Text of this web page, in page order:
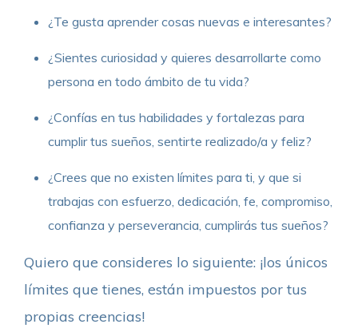
¿Te gusta aprender cosas nuevas e interesantes?
¿Sientes curiosidad y quieres desarrollarte como
persona en todo ámbito de tu vida?
¿Confías en tus habilidades y fortalezas para
cumplir tus sueños, sentirte realizado/a y feliz?
¿Crees que no existen límites para ti, y que si
trabajas con esfuerzo, dedicación, fe, compromiso,
confianza y perseverancia, cumplirás tus sueños?
Quiero que consideres lo siguiente: ¡los únicos
límites que tienes, están impuestos por tus
propias creencias!